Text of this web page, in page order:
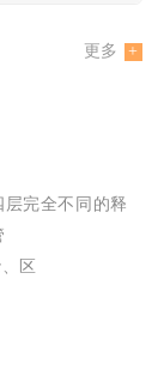
更多
完全不同的释
区